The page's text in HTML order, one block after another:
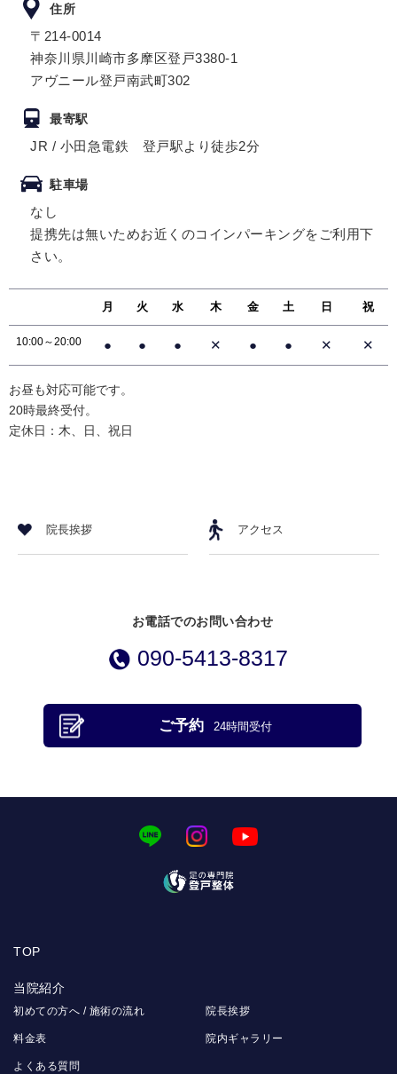
院長挨拶 アクセス
住所
〒214-0014
神奈川県川崎市多摩区登戸3380-1
アヴニール登戸南武町302
最寄駅
JR / 小田急電鉄 登戸駅より徒歩2分
駐車場
なし
提携先は無いためお近くのコインパーキングをご利用下
さい。
月 火 水 木 金 土 日 祝
10:00～20:00 ● ● ● ✕ ● ● ✕ ✕
お昼も対応可能です。
20時最終受付。
定休日：木、日、祝日
お電話でのお問い合わせ
090-5413-8317
ご予約 24時間受付
TOP
当院紹介
初めての方へ / 施術の流れ 院長挨拶
料金表 院内ギャラリー
よくある質問